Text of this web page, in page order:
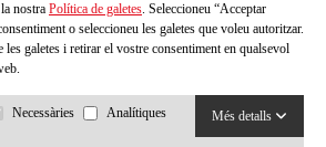
nostra Política de galetes. Seleccioneu “Acceptar
o seleccioneu les galetes que voleu autoritzar.
les galetes i retirar el vostre consentiment en qualsevol
Necessàries
Analítiques
Més detalls